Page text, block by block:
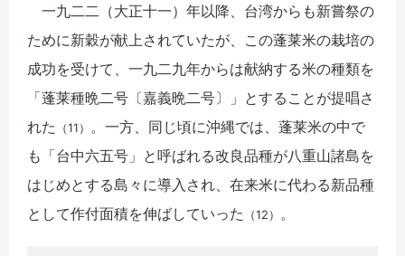
一九二二（大正十一）年以降、台湾からも新嘗祭の
ために新穀が献上されていたが、この蓬莱米の栽培の
成功を受けて、一九二九年からは献納する米の種類を
「蓬莱種晩二号〔嘉義晩二号〕」とすることが提唱さ
れた
（11）
。一方、同じ頃に沖縄では、蓬莱米の中で
も「台中六五号」と呼ばれる改良品種が八重山諸島を
はじめとする島々に導入され、在来米に代わる新品種
として作付面積を伸ばしていった
（12） 。